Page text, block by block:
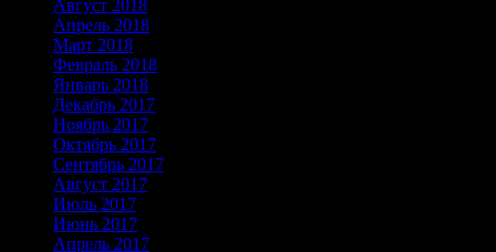
Август 2018
Апрель 2018
Март 2018
Февраль 2018
Январь 2018
Декабрь 2017
Ноябрь 2017
Октябрь 2017
Сентябрь 2017
Август 2017
Июль 2017
Июнь 2017
Апрель 2017